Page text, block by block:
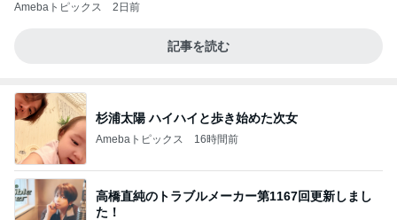
Amebaトピックス 2日前
記事を読む
杉浦太陽 ハイハイと歩き始めた次女
Amebaトピックス 16時間前
高橋直純のトラブルメーカー第1167回更新しまし
た！